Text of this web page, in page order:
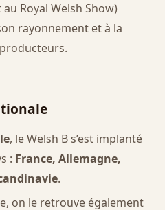
Royal Welsh Show)
rayonnement et à la
, le Welsh B s’est implanté
: France, Allemagne,
.
on le retrouve également